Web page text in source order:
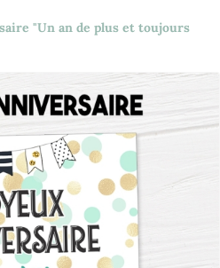
"Un an de plus et toujours